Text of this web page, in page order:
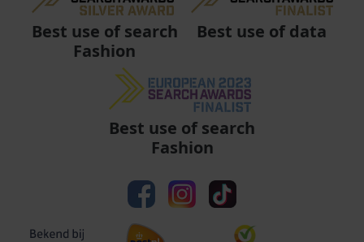
Best use of search
Fashion
Best use of data
Best use of search
Fashion